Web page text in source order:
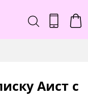
Аист с